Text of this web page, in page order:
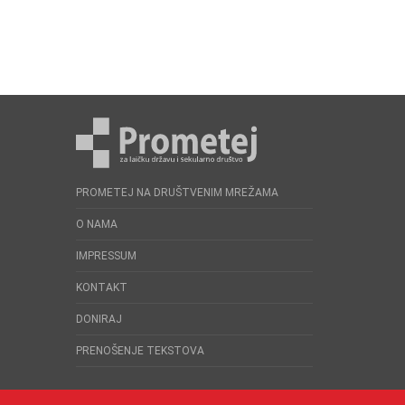
PROMETEJ NA DRUŠTVENIM MREŽAMA
O NAMA
IMPRESSUM
KONTAKT
DONIRAJ
PRENOŠENJE TEKSTOVA